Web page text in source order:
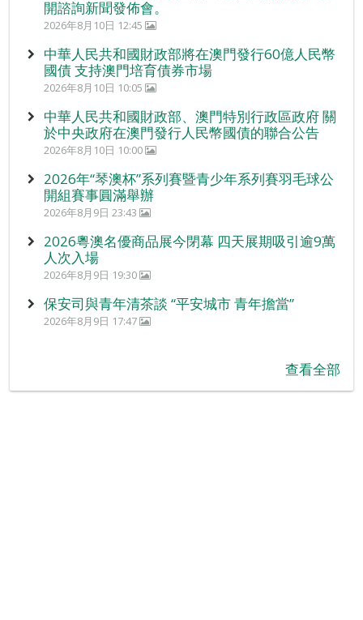
開諮詢新聞發佈會。
2026年8月10日 12:45
中華人民共和國財政部將在澳門發行60億人民幣
國債 支持澳門培育債券市場
2026年8月10日 10:05
中華人民共和國財政部、澳門特別行政區政府 關
於中央政府在澳門發行人民幣國債的聯合公告
2026年8月10日 10:00
2026年“琴澳杯”系列賽暨青少年系列賽羽毛球公
開組賽事圓滿舉辦
2026年8月9日 23:43
2026粵澳名優商品展今閉幕 四天展期吸引逾9萬
人次入場
2026年8月9日 19:30
保安司與青年清茶談 “平安城市 青年擔當”
2026年8月9日 17:47
查看全部